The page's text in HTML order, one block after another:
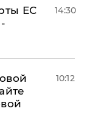
ЕС
14:30
10:12